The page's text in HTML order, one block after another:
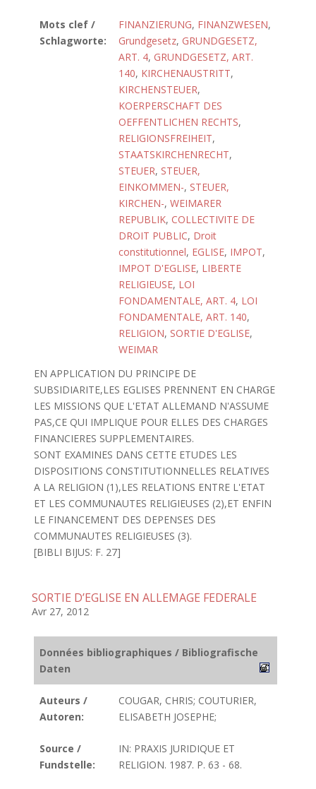
Mots clef /
Schlagworte:
FINANZIERUNG, FINANZWESEN,
Grundgesetz, GRUNDGESETZ,
ART. 4, GRUNDGESETZ, ART.
140, KIRCHENAUSTRITT,
KIRCHENSTEUER,
KOERPERSCHAFT DES
OEFFENTLICHEN RECHTS,
RELIGIONSFREIHEIT,
STAATSKIRCHENRECHT,
STEUER, STEUER,
EINKOMMEN-, STEUER,
KIRCHEN-, WEIMARER
REPUBLIK, COLLECTIVITE DE
DROIT PUBLIC, Droit
constitutionnel, EGLISE, IMPOT,
IMPOT D'EGLISE, LIBERTE
RELIGIEUSE, LOI
FONDAMENTALE, ART. 4, LOI
FONDAMENTALE, ART. 140,
RELIGION, SORTIE D'EGLISE,
WEIMAR
EN APPLICATION DU PRINCIPE DE
SUBSIDIARITE,LES EGLISES PRENNENT EN CHARGE
LES MISSIONS QUE L'ETAT ALLEMAND N'ASSUME
PAS,CE QUI IMPLIQUE POUR ELLES DES CHARGES
FINANCIERES SUPPLEMENTAIRES.
SONT EXAMINES DANS CETTE ETUDES LES
DISPOSITIONS CONSTITUTIONNELLES RELATIVES
A LA RELIGION (1),LES RELATIONS ENTRE L'ETAT
ET LES COMMUNAUTES RELIGIEUSES (2),ET ENFIN
LE FINANCEMENT DES DEPENSES DES
COMMUNAUTES RELIGIEUSES (3).
[BIBLI BIJUS: F. 27]
SORTIE D’EGLISE EN ALLEMAGE FEDERALE
Avr 27, 2012
Données bibliographiques / Bibliografische
Daten
Auteurs /
Autoren:
COUGAR, CHRIS; COUTURIER,
ELISABETH JOSEPHE;
Source /
Fundstelle:
IN: PRAXIS JURIDIQUE ET
RELIGION. 1987. P. 63 - 68.